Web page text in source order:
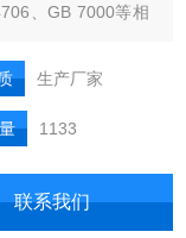
、GB 7000等相
人工模拟淋雨试验
生产厂家
1133
联系我们